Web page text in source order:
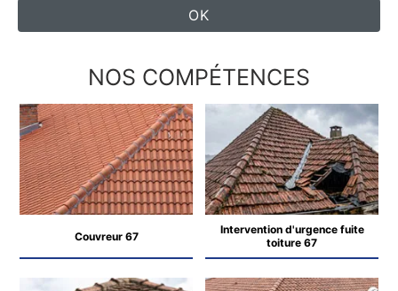
NOS COMPÉTENCES
Couvreur 67
Intervention d'urgence fuite
toiture 67